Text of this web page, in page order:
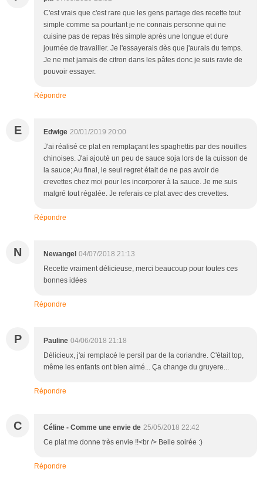
C'est vrais que c'est rare que les gens partage des recette tout
simple comme sa pourtant je ne connais personne qui ne
cuisine pas de repas très simple après une longue et dure
journée de travailler. Je l'essayerais dès que j'aurais du temps.
Je ne met jamais de citron dans les pâtes donc je suis ravie de
pouvoir essayer.
Répondre
E Edwige 20/01/2019 20:00
J'ai réalisé ce plat en remplaçant les spaghettis par des nouilles
chinoises. J'ai ajouté un peu de sauce soja lors de la cuisson de
la sauce; Au final, le seul regret était de ne pas avoir de
crevettes chez moi pour les incorporer à la sauce. Je me suis
malgré tout régalée. Je referais ce plat avec des crevettes.
Répondre
N Newangel 04/07/2018 21:13
Recette vraiment délicieuse, merci beaucoup pour toutes ces
bonnes idées
Répondre
P Pauline 04/06/2018 21:18
Délicieux, j'ai remplacé le persil par de la coriandre. C'était top,
même les enfants ont bien aimé... Ça change du gruyere...
Répondre
C Céline - Comme une envie de 25/05/2018 22:42
Ce plat me donne très envie !!<br /> Belle soirée :)
Répondre